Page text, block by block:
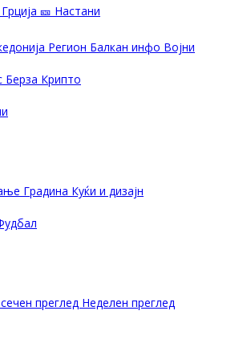
🎫 Настани
Регион Балкан инфо Војни
Берза Крипто
Градина Куќи и дизајн
преглед Неделен преглед